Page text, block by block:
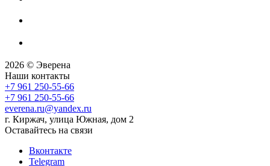
2026 © Эверена
Наши контакты
+7 961 250-55-66
+7 961 250-55-66
everena.ru@yandex.ru
г. Киржач, улица Южная, дом 2
Оставайтесь на связи
Вконтакте
Telegram